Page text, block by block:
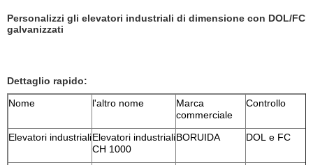
Personalizzi gli elevatori industriali di dimensione con DOL/FC
galvanizzati
Dettaglio rapido:
Nome
l'altro nome
Marca
commerciale
Controllo
Elevatori industrialiElevatori industriali
CH 1000
BORUIDA DOL e FC